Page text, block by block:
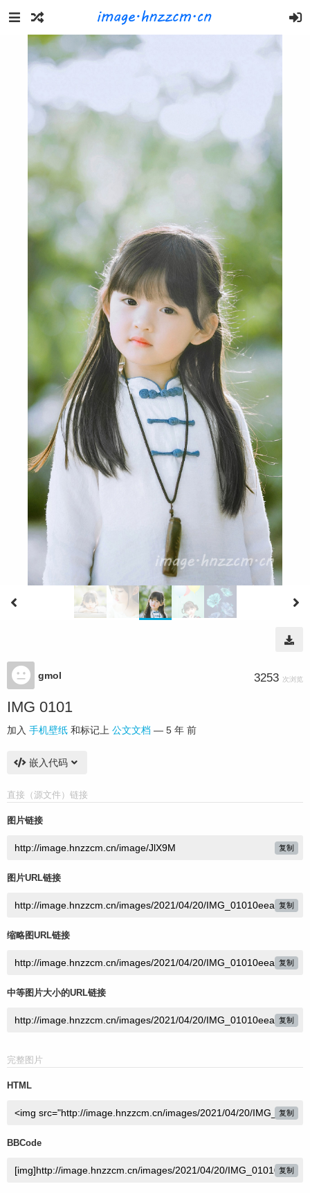
gmol 3253 次浏览
IMG 0101
加入 手机壁纸 和标记上 公文文档 — 5 年 前
嵌入代码
直接（源文件）链接
图片链接
复制
图片URL链接
复制
缩略图URL链接
复制
中等图片大小的URL链接
复制
完整图片
HTML
复制
BBCode
复制